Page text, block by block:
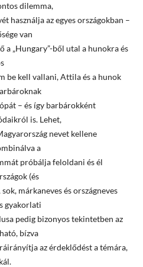
dilemma,
használja az egyes országokban –
van
a „Hungary”-ből utal a hunokra és
be kell vallani, Attila és a hunok
– és így barbárokként
is. Lehet,
nevet kellene
a
próbálja feloldani és él
(és
márkaneves és országneves
gyakorlati
pedig bizonyos tekintetben az
bízva
az érdeklődést a témára,